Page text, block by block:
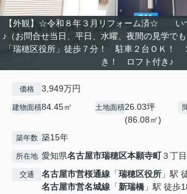
【外観】☆令和８年３月リフォーム済☆ い
♪（お問合せ当日、平日、水曜、夜間の見学で
「瑞穂区役所」徒歩７分！ 駐車２台ＯＫ！
き！ ロフト付き♪
価格 3,949万円
建物面積84.45㎡ 土地面積26.03坪
(86.08㎡)
築年数 築15年
所在地 愛知県名古屋市瑞穂区本願寺町３丁目
交通 名古屋市営桜通線 「瑞穂区役所 」駅
名古屋市営名城線 「新瑞橋 」駅 徒歩